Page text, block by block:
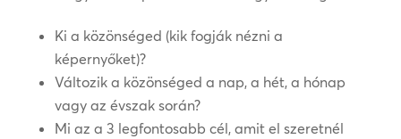
Ki a közönséged (kik fogják nézni a
képernyőket)?
Változik a közönséged a nap, a hét, a hónap
vagy az évszak során?
Mi az a 3 legfontosabb cél, amit el szeretnél